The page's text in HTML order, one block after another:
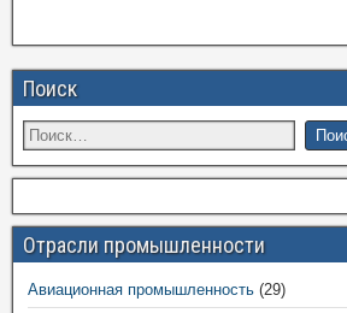
Поиск
Отрасли промышленности
Авиационная промышленность (29)